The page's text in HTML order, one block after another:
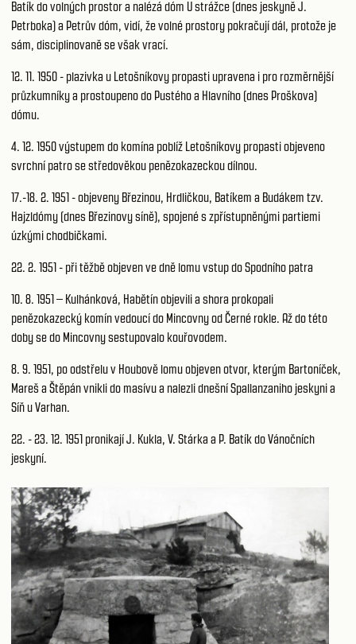
Batík do volných prostor a nalézá dóm U strážce (dnes jeskyně J.
Petrboka) a Petrův dóm, vidí, že volné prostory pokračují dál, protože je
sám, disciplinovaně se však vrací.
12. 11. 1950 - plazivka u Letošníkovy propasti upravena i pro rozměrnější
průzkumníky a prostoupeno do Pustého a Hlavního (dnes Proškova)
dómu.
4. 12. 1950 výstupem do komína poblíž Letošníkovy propasti objeveno
svrchní patro se středověkou penězokazeckou dílnou.
17.-18. 2. 1951 - objeveny Březinou, Hrdličkou, Batíkem a Budákem tzv.
Hajzldómy (dnes Březinovy síně), spojené s zpřístupněnými partiemi
úzkými chodbičkami.
22. 2. 1951 - při těžbě objeven ve dně lomu vstup do Spodního patra
10. 8. 1951 – Kulhánková, Habětín objevili a shora prokopali
penězokazecký komín vedoucí do Mincovny od Černé rokle. Až do této
doby se do Mincovny sestupovalo kouřovodem.
8. 9. 1951, po odstřelu v Houbově lomu objeven otvor, kterým Bartoníček,
Mareš a Štěpán vnikli do masívu a nalezli dnešní Spallanzaniho jeskyni a
Síň u Varhan.
22. - 23. 12. 1951 pronikají J. Kukla, V. Stárka a P. Batík do Vánočních
jeskyní.